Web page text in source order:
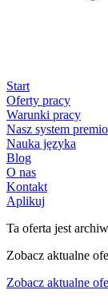
Start
Oferty pracy
Warunki pracy
Nasz system
Nauka języka
Blog
O nas
Kontakt
Aplikuj
Ta oferta jest
Zobacz aktualne
Zobacz aktualne